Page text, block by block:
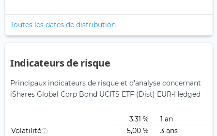
Toutes les dates de distribution
Indicateurs de risque
Principaux indicateurs de risque et d'analyse concernant
iShares Global Corp Bond UCITS ETF (Dist) EUR-Hedged
Volatilité
3,31 %
1 an
5,00 %
3 ans